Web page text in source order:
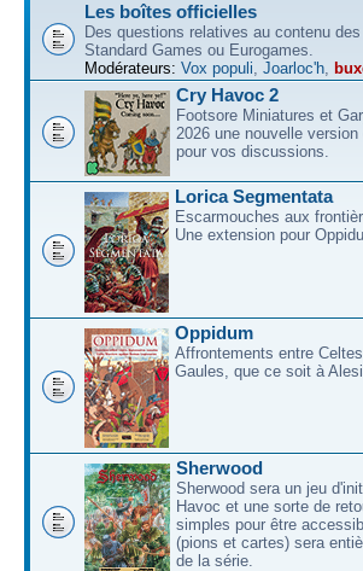
Les boîtes officielles
Des questions relatives au contenu
Standard Games ou Eurogames.
Modérateurs: Vox populi, Joarloc'h,
Cry Havoc 2
Footsore Miniatures et
2026 une nouvelle
pour vos discussions.
Lorica Segmentata
Escarmouches aux
Une extension pour
Oppidum
Affrontements entre
Gaules, que ce soit à
Sherwood
Sherwood sera un jeu
Havoc et une sorte de
simples pour être
(pions et cartes) sera
de la série.